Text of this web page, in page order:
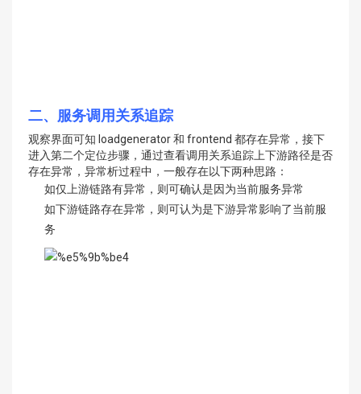
二、服务调用关系追踪
观察界面可知 loadgenerator 和 frontend 都存在异常，接下
进入第二个定位步骤，通过查看调用关系追踪上下游路径是否
存在异常，异常析过程中，一般存在以下两种思路：
如仅上游链路有异常，则可确认是因为当前服务异常
如下游链路存在异常，则可认为是下游异常影响了当前服
务